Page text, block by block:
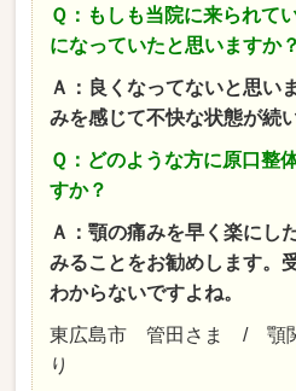
Ｑ：もしも当院に来られて
になっていたと思いますか？
Ａ：良くなってないと思い
みを感じて不快な状態が続
Ｑ：どのような方に原口整
すか？
Ａ：顎の痛みを早く楽にし
みることをお勧めします。
わからないですよね。
東広島市 管田さま / 顎
り